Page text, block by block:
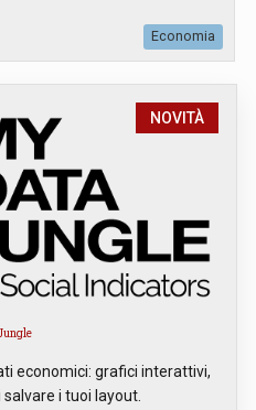
Economia
NOVITÀ
economici: grafici interattivi,
i tuoi layout.